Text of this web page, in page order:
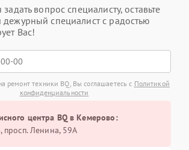
задать вопрос специалисту, оставьте
специалист с радостью
Вас!
ремонт техники BQ, Вы соглашаетесь с Политикой
конфиденциальности
центра BQ в Кемерово:
просп. Ленина, 59А